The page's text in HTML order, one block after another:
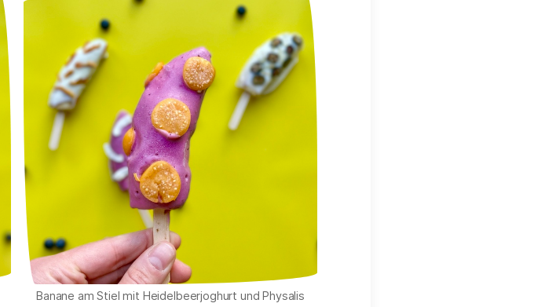
Banane am Stiel mit Heidelbeerjoghurt und Physalis